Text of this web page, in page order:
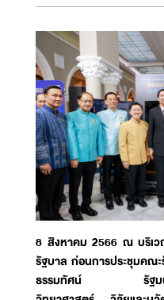
8 สิงหาคม 2566 ณ บริเว
รัฐบาล ก่อนการประชุมคณ
ธรรมทัศน์ รัฐมนตรีว่